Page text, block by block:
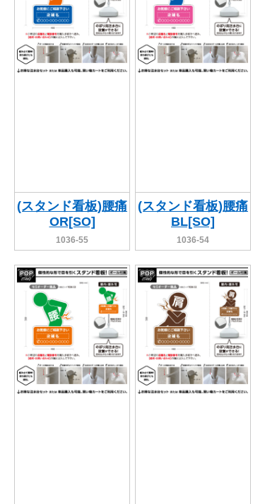
(スタンド看板)腰痛
OR[SO]
1036-55
(スタンド看板)腰痛
BL[SO]
1036-54